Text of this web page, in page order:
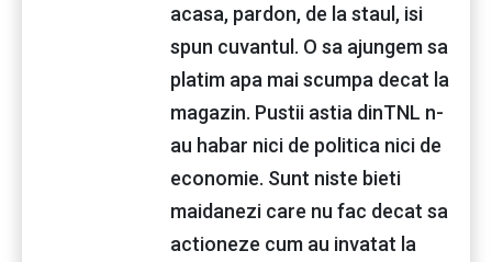
acasa, pardon, de la staul, isi
spun cuvantul. O sa ajungem sa
platim apa mai scumpa decat la
magazin. Pustii astia dinTNL n-
au habar nici de politica nici de
economie. Sunt niste bieti
maidanezi care nu fac decat sa
actioneze cum au invatat la